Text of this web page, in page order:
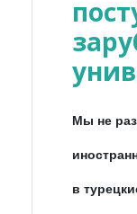
Мы не
в